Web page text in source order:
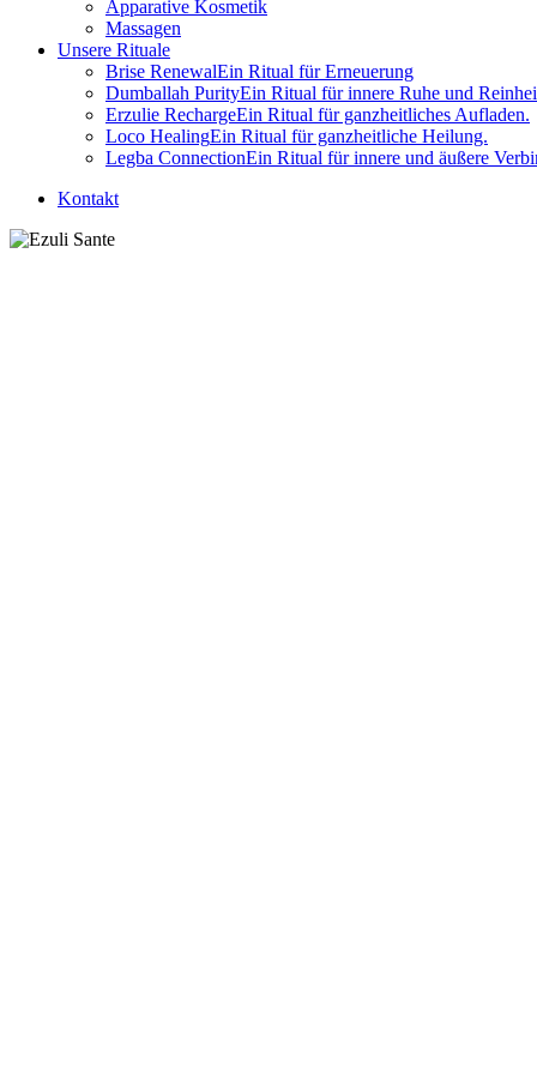
Apparative Kosmetik
Massagen
Unsere Rituale
Brise RenewalEin Ritual für Erneuerung
Dumballah PurityEin Ritual für innere Ruhe und
Erzulie RechargeEin Ritual für ganzheitliches Aufladen.
Loco HealingEin Ritual für ganzheitliche Heilung.
Legba ConnectionEin Ritual für innere und äußere
Kontakt